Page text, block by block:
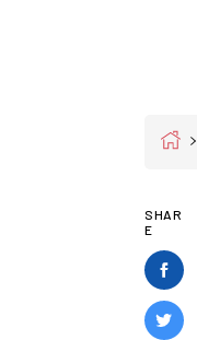
Home
SHAR
E